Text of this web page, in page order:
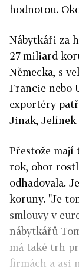
hodnotou.
Nábytkáři za
27 miliard
Německa, s
Francie nebo
exportéry
Jinak, Jelínek
Přestože mají
rok, obor rostl
odhadovala.
koruny. "Je
smlouvy v
nábytkářů
má také trh
firmách a asi